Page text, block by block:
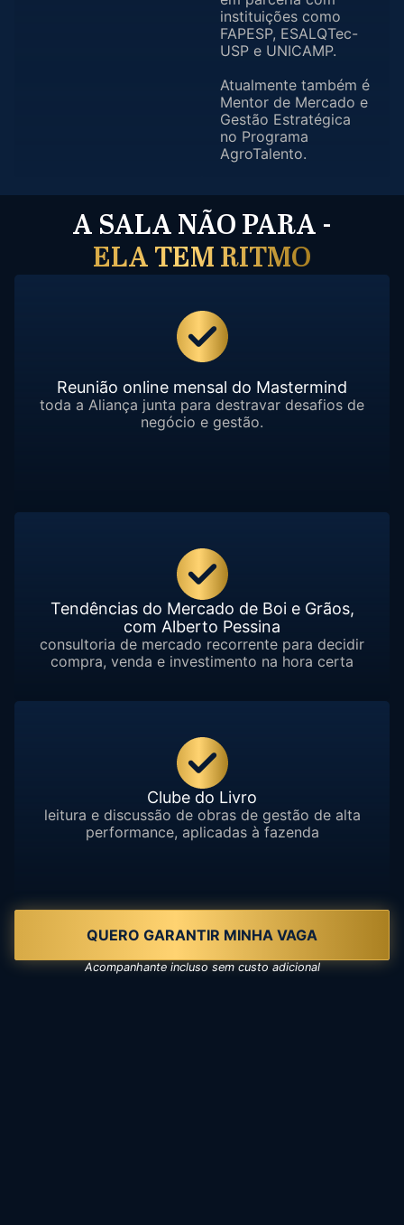
instituições como
FAPESP, ESALQTec-
USP e UNICAMP.
Atualmente também é
Mentor de Mercado e
Gestão Estratégica
no Programa
AgroTalento.
A SALA NÃO PARA -
ELA TEM RITMO
Reunião online mensal do Mastermind
toda a Aliança junta para destravar desafios de
negócio e gestão.
Tendências do Mercado de Boi e Grãos,
com Alberto Pessina
consultoria de mercado recorrente para decidir
compra, venda e investimento na hora certa
Clube do Livro
leitura e discussão de obras de gestão de alta
performance, aplicadas à fazenda
QUERO GARANTIR MINHA VAGA
Acompanhante incluso sem custo adicional